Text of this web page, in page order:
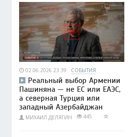
02.06.2026 23:39 СОБЫТИЯ
Реальный выбор Армении
Пашиняна — не ЕС или ЕАЭС,
а северная Турция или
западный Азербайджан
МИХАИЛ ДЕЛЯГИН 445